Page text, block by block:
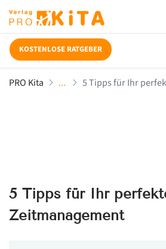
KOSTENLOSE RATGEBER
PRO Kita 5 Tipps für Ihr
5 Tipps für Ihr
Zeitmanagement